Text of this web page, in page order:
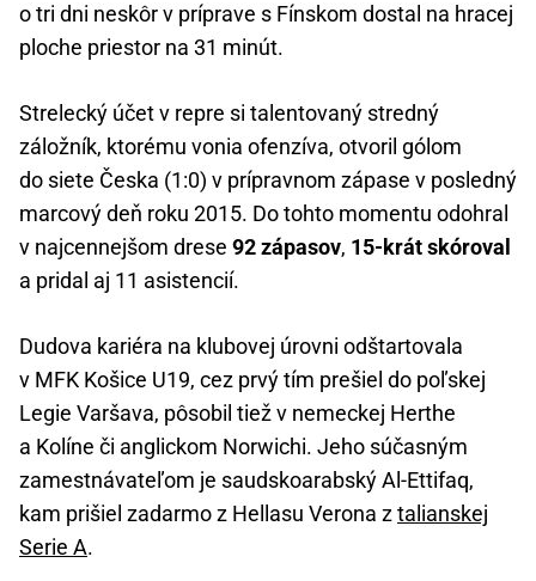
o tri dni neskôr v príprave s Fínskom dostal na hracej
ploche priestor na 31 minút.
Strelecký účet v repre si talentovaný stredný
záložník, ktorému vonia ofenzíva, otvoril gólom
do siete Česka (1:0) v prípravnom zápase v posledný
marcový deň roku 2015. Do tohto momentu odohral
v najcennejšom drese 92 zápasov, 15-krát skóroval
a pridal aj 11 asistencií.
Dudova kariéra na klubovej úrovni odštartovala
v MFK Košice U19, cez prvý tím prešiel do poľskej
Legie Varšava, pôsobil tiež v nemeckej Herthe
a Kolíne či anglickom Norwichi. Jeho súčasným
zamestnávateľom je saudskoarabský Al-Ettifaq,
kam prišiel zadarmo z Hellasu Verona ztalianskej
Serie A.